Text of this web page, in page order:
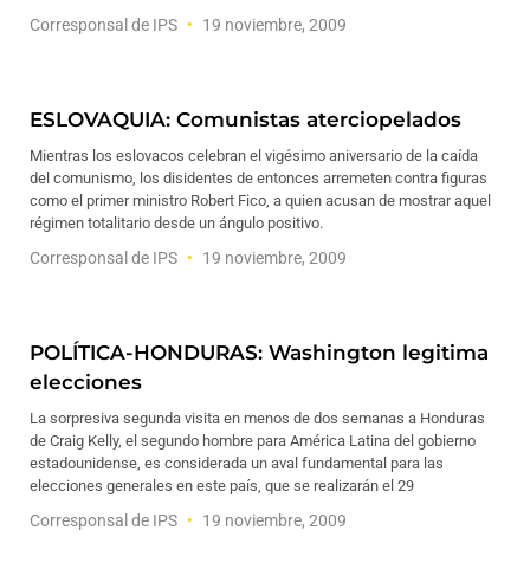
Corresponsal de IPS 19 noviembre, 2009
ESLOVAQUIA: Comunistas aterciopelados
Mientras los eslovacos celebran el vigésimo aniversario de la caída
del comunismo, los disidentes de entonces arremeten contra figuras
como el primer ministro Robert Fico, a quien acusan de mostrar aquel
régimen totalitario desde un ángulo positivo.
Corresponsal de IPS 19 noviembre, 2009
POLÍTICA-HONDURAS: Washington legitima
elecciones
La sorpresiva segunda visita en menos de dos semanas a Honduras
de Craig Kelly, el segundo hombre para América Latina del gobierno
estadounidense, es considerada un aval fundamental para las
elecciones generales en este país, que se realizarán el 29
Corresponsal de IPS 19 noviembre, 2009